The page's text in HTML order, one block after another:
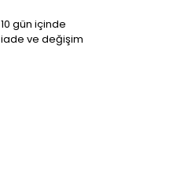
10 gün içinde
iade ve değişim